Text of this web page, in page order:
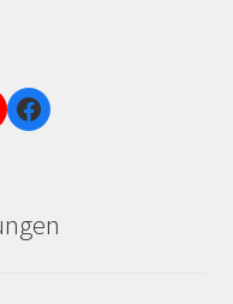
Facebook